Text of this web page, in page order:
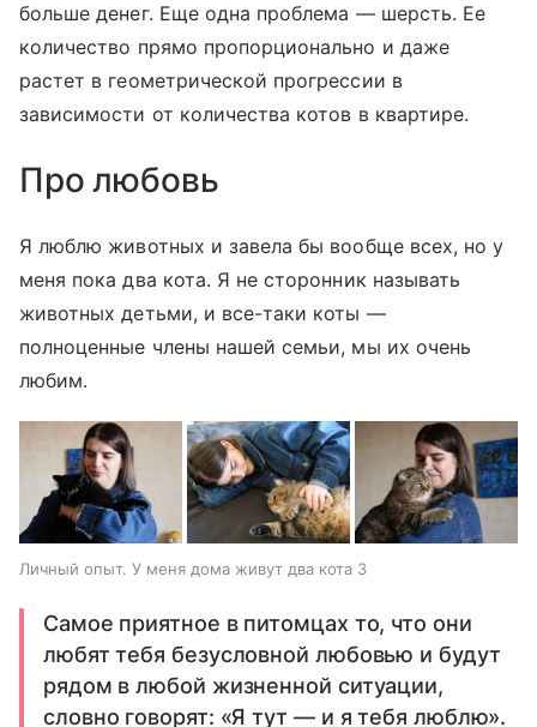
больше денег. Еще одна проблема — шерсть. Ее
количество прямо пропорционально и даже
растет в геометрической прогрессии в
зависимости от количества котов в квартире.
Про любовь
Я люблю животных и завела бы вообще всех, но у
меня пока два кота. Я не сторонник называть
животных детьми, и все-таки коты —
полноценные члены нашей семьи, мы их очень
любим.
Личный опыт. У меня дома живут два кота 3
Самое приятное в питомцах то, что они
любят тебя безусловной любовью и будут
рядом в любой жизненной ситуации,
словно говорят: «Я тут — и я тебя люблю».